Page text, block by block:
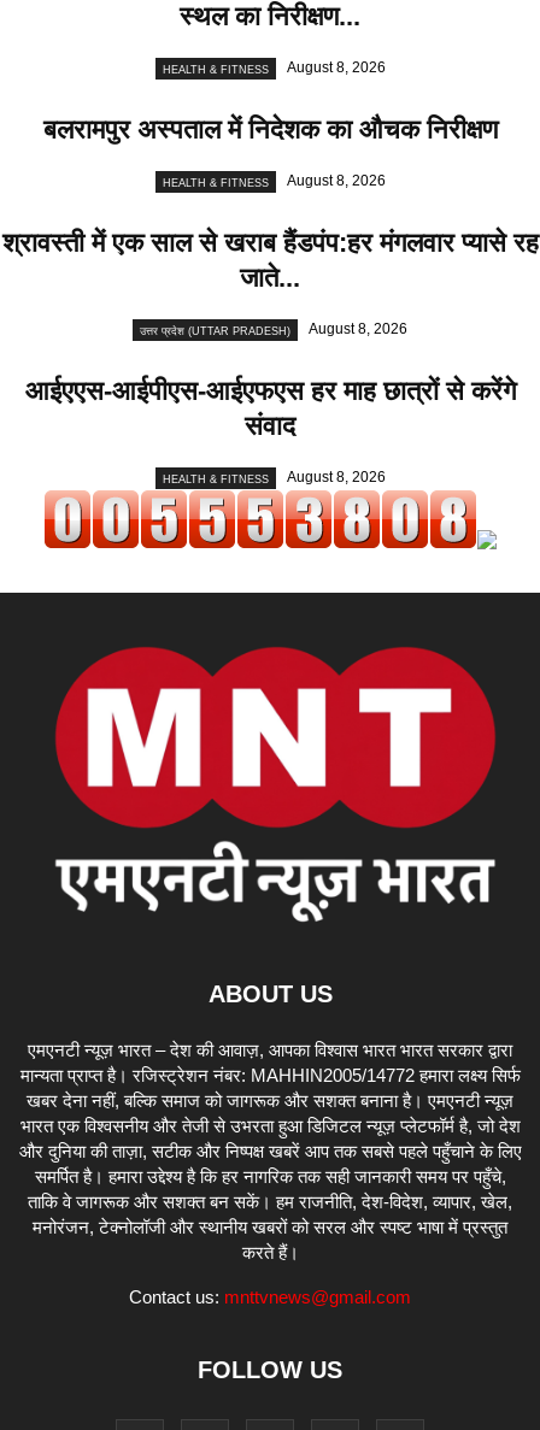
स्थल का निरीक्षण...
HEALTH & FITNESS August 8, 2026
बलरामपुर अस्पताल में निदेशक का औचक निरीक्षण
HEALTH & FITNESS August 8, 2026
श्रावस्ती में एक साल से खराब हैंडपंप:हर मंगलवार प्यासे रह
जाते...
उत्तर प्रदेश (UTTAR PRADESH) August 8, 2026
आईएएस-आईपीएस-आईएफएस हर माह छात्रों से करेंगे
संवाद
HEALTH & FITNESS August 8, 2026
ABOUT US
एमएनटी न्यूज़ भारत – देश की आवाज़, आपका विश्वास भारत भारत सरकार द्वारा
मान्यता प्राप्त है। रजिस्ट्रेशन नंबर: MAHHIN2005/14772 हमारा लक्ष्य सिर्फ
खबर देना नहीं, बल्कि समाज को जागरूक और सशक्त बनाना है। एमएनटी न्यूज़
भारत एक विश्वसनीय और तेजी से उभरता हुआ डिजिटल न्यूज़ प्लेटफॉर्म है, जो देश
और दुनिया की ताज़ा, सटीक और निष्पक्ष खबरें आप तक सबसे पहले पहुँचाने के लिए
समर्पित है। हमारा उद्देश्य है कि हर नागरिक तक सही जानकारी समय पर पहुँचे,
ताकि वे जागरूक और सशक्त बन सकें। हम राजनीति, देश-विदेश, व्यापार, खेल,
मनोरंजन, टेक्नोलॉजी और स्थानीय खबरों को सरल और स्पष्ट भाषा में प्रस्तुत
करते हैं।
Contact us: mnttvnews@gmail.com
FOLLOW US